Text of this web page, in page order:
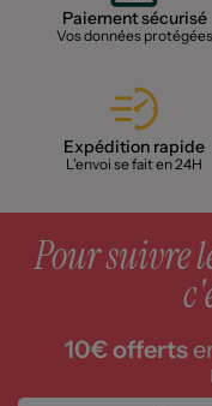
Paiement sécurisé
Vos données protégées
Expédition rapide
L'envoi se fait en 24H
Pour suivre
10€ offerts